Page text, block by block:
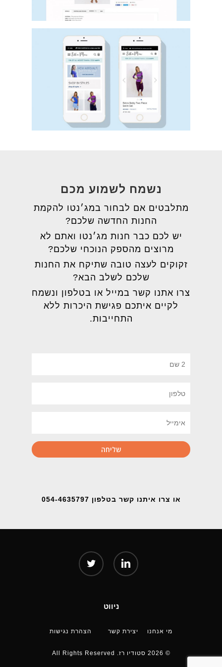
נשמח לשמוע מכם
מתלבטים אם לבחור במג׳נטו להקמת
החנות החדשה שלכם?
יש לכם כבר חנות מג׳נטו ואתם לא
מרוצים מהספק הנוכחי שלכם?
זקוקים לעצה טובה שתיקח את החנות
שלכם לשלב הבא?
צרו אתנו קשר במייל או בטלפון ונשמח
לקיים איתכם פגישת היכרות ללא
התחייבות.
או צרו איתנו קשר בטלפון 054-4635797
twitter linkedin
ניווט
מי אנחנו יצירת קשר הצהרת נגישות
© 2026 סטודיו רז. All Rights Reserved